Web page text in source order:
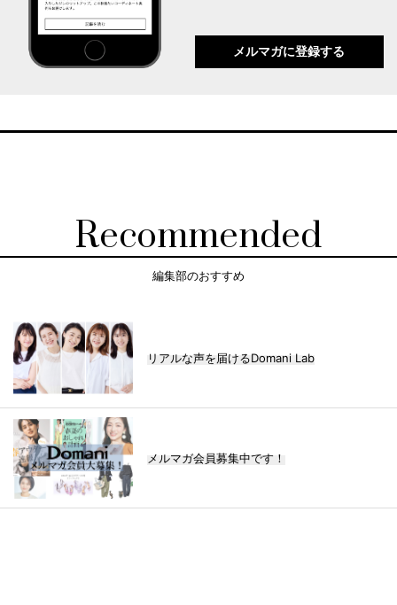
メルマガに登録する
Recommended
編集部のおすすめ
リアルな声を届けるDomani Lab
メルマガ会員募集中です！